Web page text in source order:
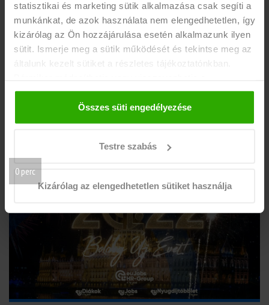
statisztikai és marketing sütik alkalmazása csak segíti a
munkánkat, de azok használata nem elengedhetetlen, így
kizárólag az Ön hozzájárulása esetén alkalmazunk ilyen
sütit. Ismerje meg a sütik működését és tekintse meg az
általunk kezelt sütiket a részletes tájékoztatónkban.
hozzájárulását a weboldalunk láblécében található "Süti
tájékoztató" feliratra kattintva.
Összes süti engedélyezése
Testre szabás
Kizárólag az elengedhetetlen sütiket használja
Középsuli vs. Egyetem
A középsuli után elég nagy váltás tud lenni az egyetem. Te is úgy
érzeted, hogy hirtelen óriási szabadság zúdult rád?
0 perc